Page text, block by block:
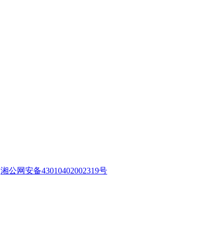
湘公网安备43010402002319号